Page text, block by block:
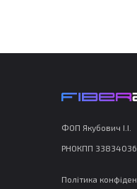
ФОП Якубович І.І.
РНОКПП
Політика